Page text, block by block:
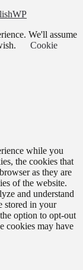
We'll assume
Cookie
while you
the cookies that
as they are
of the website.
and understand
stored in your
option to opt-out
cookies may have